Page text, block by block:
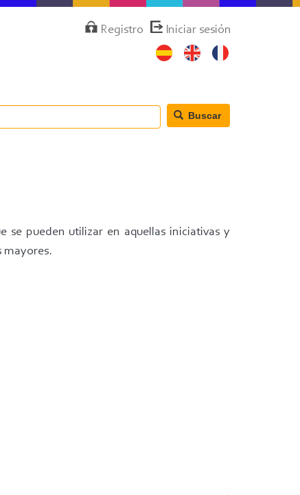
MenúRegistro Iniciar sesión
Buscar
se pueden utilizar en aquellas iniciativas y
mayores.